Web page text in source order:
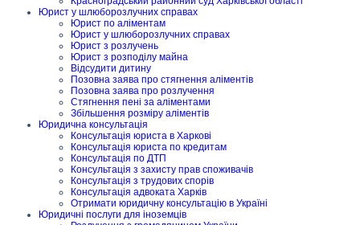
Юрист у шлюборозлучних справах
Юрист по аліментам
Юрист у шлюборозлучних справах
Юрист з розлучень
Юрист з розподілу майна
Відсудити дитину
Позовна заява про стягнення аліментів
Позовна заява про розлучення
Стягнення пені за аліментами
Збільшення розміру аліментів
Юридична консультація
Консультація юриста в Харкові
Консультація юриста по кредитам
Консультація по ДТП
Консультація з захисту прав споживачів
Консультація з трудових спорів
Консультація адвоката Харків
Отримати юридичну консультацію в Україні
Юридичні послуги для іноземців